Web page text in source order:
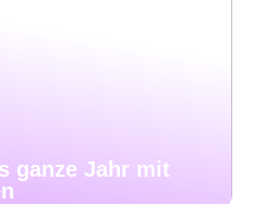
ganze Jahr mit